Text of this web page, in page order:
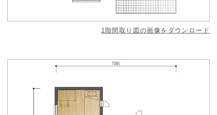
1階間取り図の画像をダウンロード